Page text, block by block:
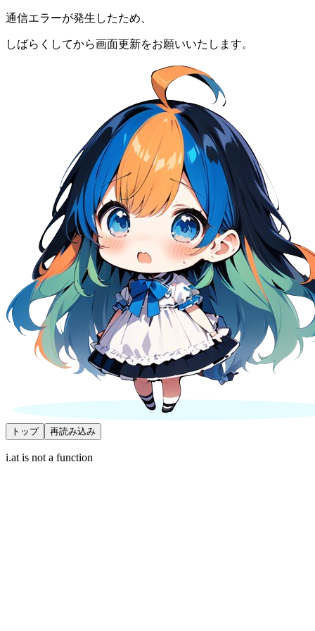
通信エラーが発生したため、
しばらくしてから画面更新をお願いいたします。
トップ 再読み込み
i.at is not a function